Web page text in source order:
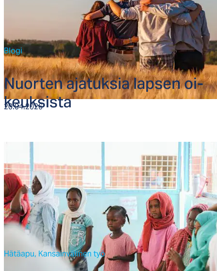
20.04.2026
Blogi
Nuor­ten aja­tuk­sia lap­sen oi­
keuk­sis­ta
Hätäapu, Kansainvälinen työ